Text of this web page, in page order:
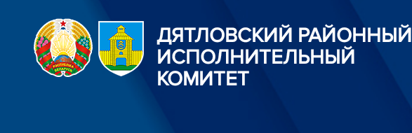
ДЯТЛОВСКИЙ РАЙОННЫЙ
ИСПОЛНИТЕЛЬНЫЙ
КОМИТЕТ